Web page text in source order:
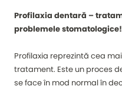
Profilaxia dentară –
problemele stomatologice!
Profilaxia reprezintă cea
tratament. Este un proces
se face în mod normal în